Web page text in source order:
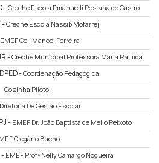
-Creche Escola Emanuelli Pestana de Castro
-Creche Escola Nassib Mofarrej
EMEF Cel. Manoel Ferreira
-Creche Municipal Professora Maria Ramida
-Coordenação Pedagógica
Cozinha Piloto
Diretoria De Gestão Escolar
- EMEF Dr. João Baptista de Mello Peixoto
Olegário Bueno
- EMEF Profª Nelly Camargo Nogueira